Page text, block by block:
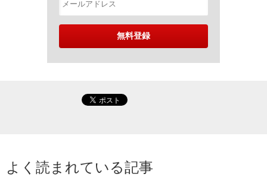
よく読まれている記事